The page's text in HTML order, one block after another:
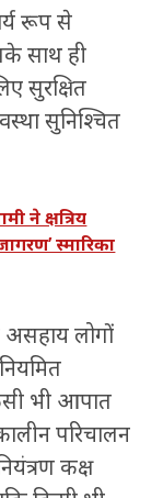
रूप से
साथ ही
सुरक्षित
सुनिश्चित
ने क्षत्रिय
स्मारिका
लोगों
भी आपात
परिचालन
कक्ष